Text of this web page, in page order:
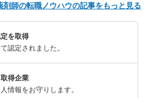
剤師の転職ノウハウの記事をもっと見る
定を取得
認定されました。
得企業
情報をお守りします。